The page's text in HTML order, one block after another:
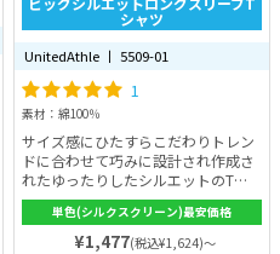
シャツ
UnitedAthle 丨 5509-01
1
素材：綿100％
サイズ感にひたすらこだわりトレン
ドに合わせて巧みに設計され作成さ
れたゆったりしたシルエットのTシ
ャツ。ゆったりめのビックシルエッ
トで男女問わず着用できます！
単色(シルクスクリーン)最安価格
¥1,477(税込¥1,624)～